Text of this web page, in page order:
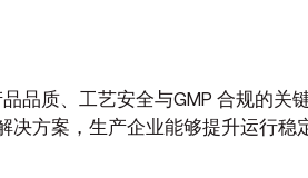
品质、工艺安全与GMP 合规的关键
方案，生产企业能够提升运行稳